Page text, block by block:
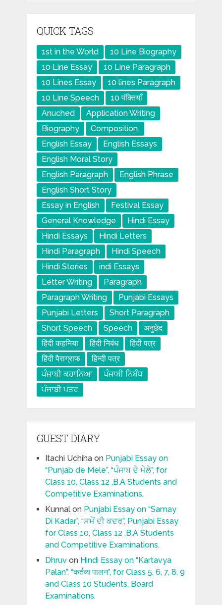
QUICK TAGS
1st in the World
10 Line Biography
10 Line Essay
10 Line Paragraph
10 Lines Essay
10 lines Paragraph
10 Line Speech
10 पंक्तियाँ
Anuched
Application Writing
Biography
Composition.
English Essay
English Essays
English Moral Story
English Paragraph
English Phrase
English Short Story
Essay in English
Festival Essay
General Knowledge
Hindi Essay
Hindi Essays
Hindi Letters
Hindi Paragraph
Hindi Speech
Hindi Stories
indi Essays
Letter Writing
Paragraph
Paragraph Writing
Punjabi Essays
Punjabi Letters
Short Paragraph
Short Speech
Speech
अनुछेद
हिंदी कहनिया
हिंदी निबंध
हिंदी पत्र
हिंदी पैराग्राफ
हिन्दी पत्र
ਪੰਜਾਬੀ ਕਹਾਨਿਆ
ਪੰਜਾਬੀ ਨਿਬੰਧ
ਪੰਜਾਬੀ ਪਤਰ
GUEST DIARY
Itachi Uchihaon Punjabi Essay on
“Punjab de Mele”, “ਪੰਜਾਬ ਦੇ ਮੇਲੇ”, for
Class 10, Class 12 ,B.A Students and
Competitive Examinations.
Kunnalon Punjabi Essay on “Samay
Di Kadar”, “ਸਮੇਂ ਦੀ ਕਦਰ”, Punjabi Essay
for Class 10, Class 12 ,B.A Students
and Competitive Examinations.
Dhruvon Hindi Essay on “Kartavya
Palan”, “कर्तव्य पालन”, for Class 5, 6, 7, 8, 9
and Class 10 Students, Board
Examinations.